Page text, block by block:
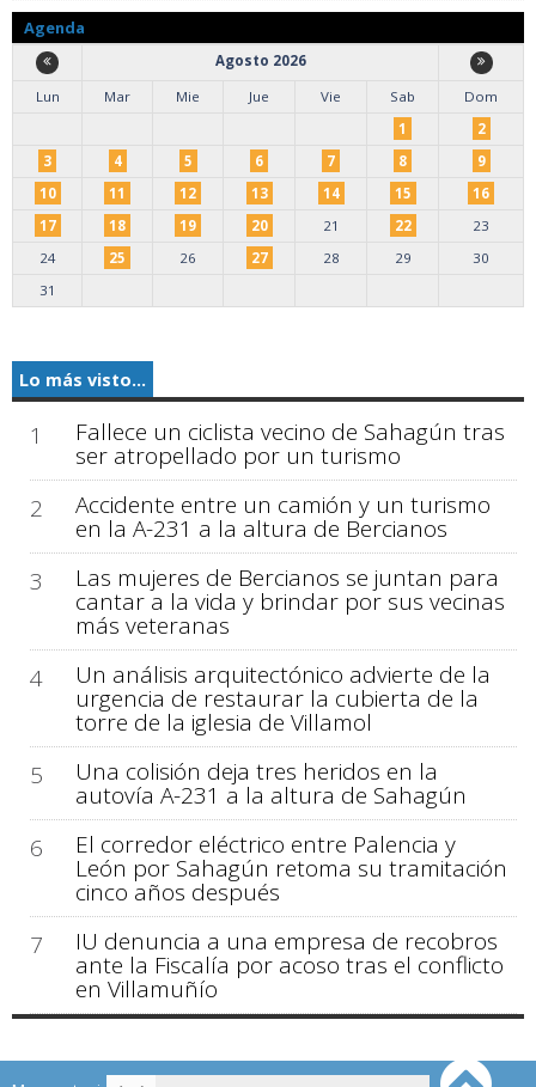
Agenda
Agosto 2026
Lun
Mar Mie Jue Vie Sab
Dom
1
2
3
4 5 6 7 8
9
10
11 12 13 14 15
16
17
18 19 20 21 22
23
24
25 26 27 28 29
30
31
Lo más visto...
1 Fallece un ciclista vecino de Sahagún tras
ser atropellado por un turismo
2
Accidente entre un camión y un turismo
en la A-231 a la altura de Bercianos
3
Las mujeres de Bercianos se juntan para
cantar a la vida y brindar por sus vecinas
más veteranas
4
Un análisis arquitectónico advierte de la
urgencia de restaurar la cubierta de la
torre de la iglesia de Villamol
5
Una colisión deja tres heridos en la
autovía A-231 a la altura de Sahagún
6
El corredor eléctrico entre Palencia y
León por Sahagún retoma su tramitación
cinco años después
7
IU denuncia a una empresa de recobros
ante la Fiscalía por acoso tras el conflicto
en Villamuñío